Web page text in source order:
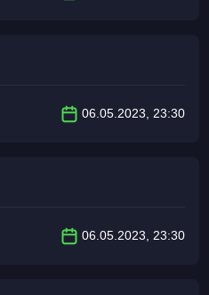
06.05.2023, 23:30
06.05.2023, 23:30